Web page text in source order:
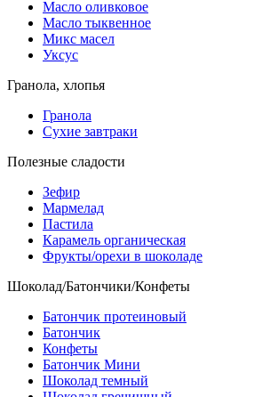
Масло оливковое
Масло тыквенное
Микс масел
Уксус
Гранола, хлопья
Гранола
Сухие завтраки
Полезные сладости
Зефир
Мармелад
Пастила
Карамель органическая
Фрукты/орехи в шоколаде
Шоколад/Батончики/Конфеты
Батончик протеиновый
Батончик
Конфеты
Батончик Мини
Шоколад темный